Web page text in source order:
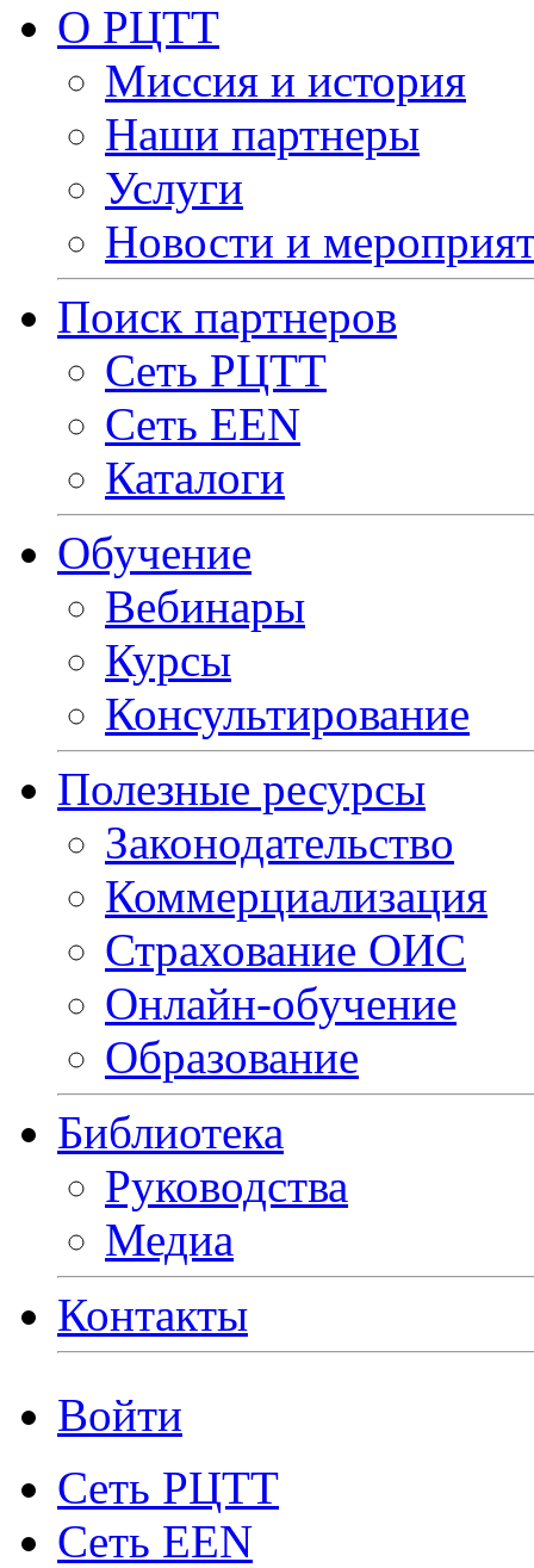
О РЦТТ
Миссия и история
Наши партнеры
Услуги
Новости и
Поиск партнеров
Сеть РЦТТ
Сеть EEN
Каталоги
Обучение
Вебинары
Курсы
Консультирование
Полезные ресурсы
Законодательство
Коммерциализация
Страхование ОИС
Онлайн-обучение
Образование
Библиотека
Руководства
Медиа
Контакты
Войти
Сеть РЦТТ
Сеть EEN